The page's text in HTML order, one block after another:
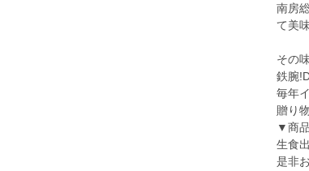
南房
て美
その
鉄腕
毎年
贈り
▼商
生食
是非